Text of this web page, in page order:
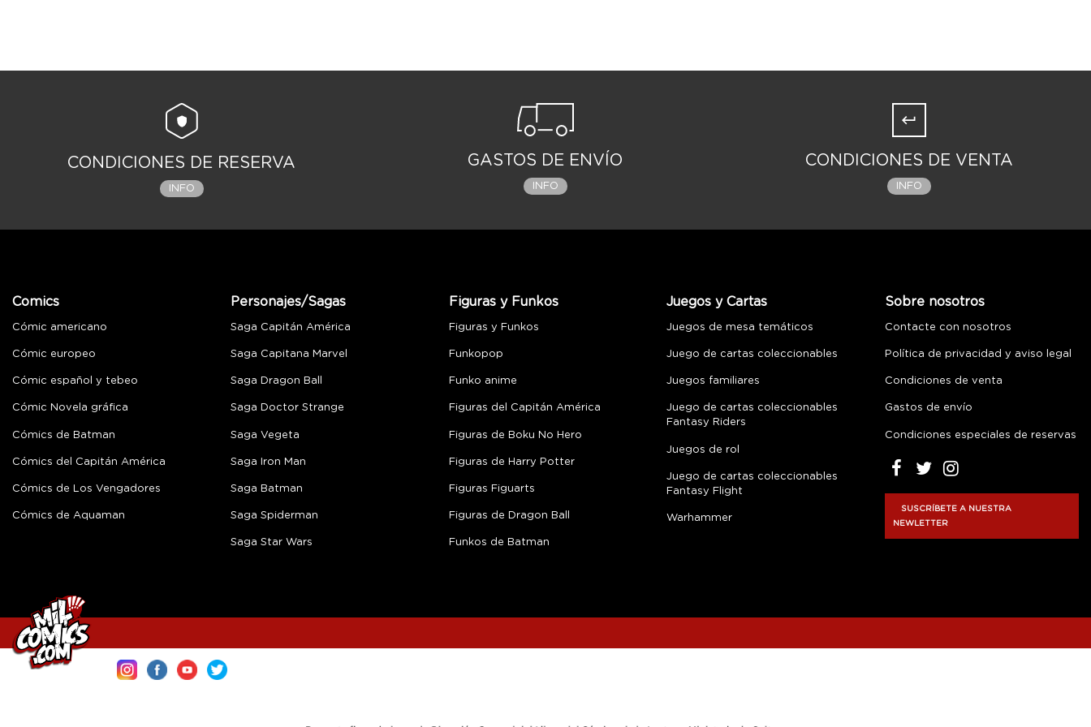
aventuras, 1 reglamento
CONDICIONES DE RESERVA
INFO
GASTOS DE ENVÍO
INFO
CONDICIONES DE VENTA
INFO
Comics
Cómic americano
Cómic europeo
Cómic español y tebeo
Cómic Novela gráfica
Cómics de Batman
Cómics del Capitán América
Cómics de Los Vengadores
Cómics de Aquaman
Personajes/Sagas
Saga Capitán América
Saga Capitana Marvel
Saga Dragon Ball
Saga Doctor Strange
Saga Vegeta
Saga Iron Man
Saga Batman
Saga Spiderman
Saga Star Wars
Figuras y Funkos
Figuras y Funkos
Funkopop
Funko anime
Figuras del Capitán América
Figuras de Boku No Hero
Figuras de Harry Potter
Figuras Figuarts
Figuras de Dragon Ball
Funkos de Batman
Juegos y Cartas
Juegos de mesa temáticos
Juego de cartas coleccionables
Juegos familiares
Juego de cartas coleccionables
Fantasy Riders
Juegos de rol
Juego de cartas coleccionables
Fantasy Flight
Warhammer
Sobre nosotros
Contacte con nosotros
Política de privacidad y aviso legal
Condiciones de venta
Gastos de envío
Condiciones especiales de reservas
SUSCRÍBETE A NUESTRA
NEWLETTER